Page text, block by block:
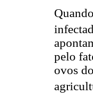
pelo
ovos do